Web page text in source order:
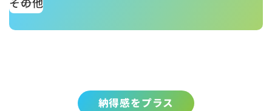
納得感をプラス